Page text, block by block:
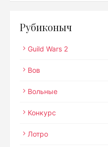
Рубиконыч
Guild Wars 2
Вов
Вольные
Конкурс
Лотро